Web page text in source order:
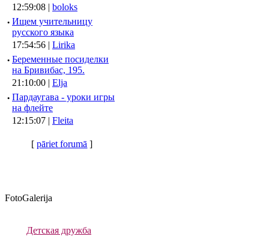
12:59:08 | boloks
· Ищем учительницу
русского языка
17:54:56 | Lirika
· Беременные посиделки
на Бривибас, 195.
21:10:00 | Elja
· Пардаугава - уроки игры
на флейте
12:15:07 | Fleita
[pāriet forumā ]
FotoGalerija
Детская дружба